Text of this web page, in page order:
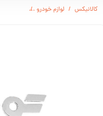
کالانیکس لوازم خودرو